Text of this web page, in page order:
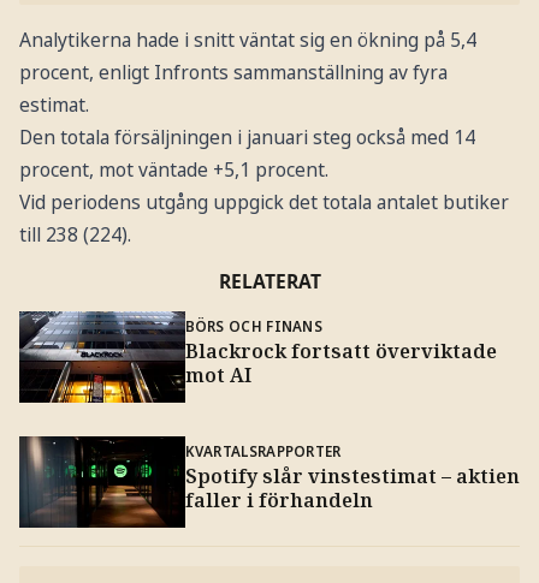
Analytikerna hade i snitt väntat sig en ökning på 5,4
procent, enligt Infronts sammanställning av fyra
estimat.
Den totala försäljningen i januari steg också med 14
procent, mot väntade +5,1 procent.
Vid periodens utgång uppgick det totala antalet butiker
till 238 (224).
RELATERAT
BÖRS OCH FINANS
Blackrock fortsatt överviktade
mot AI
KVARTALSRAPPORTER
Spotify slår vinstestimat – aktien
faller i förhandeln